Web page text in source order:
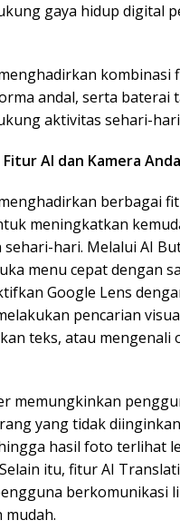
gaya hidup digital
menghadirkan kombinasi
andal, serta baterai
aktivitas sehari-
AI dan Kamera
menghadirkan berbagai
meningkatkan
sehari-hari. Melalui AI
menu cepat dengan
Google Lens
pencarian
teks, atau mengenali
memungkinkan
yang tidak
hasil foto terlihat
itu, fitur AI
berkomunikasi
mudah.